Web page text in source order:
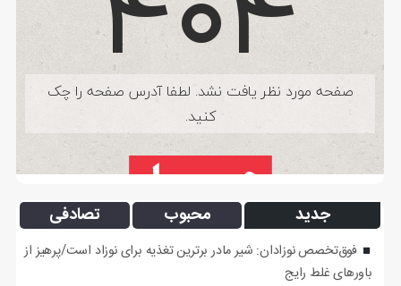
جدید محبوب تصادفی
فوق‌تخصص نوزادان: شیر مادر برترین تغذیه برای نوزاد است/پرهیز از
باورهای غلط رایج